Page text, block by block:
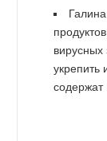
Галина
вирусных
укрепить
содержат